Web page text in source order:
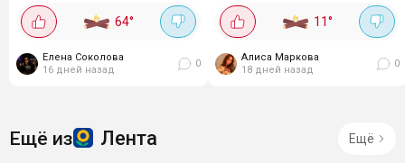
позволяет получить один из
популярных продуктов всего
необходимо...
64°
Елена Соколова
16 дней назад
0
в раздел «Больше» - «Еда»
(Купон можно получить в...
11°
Алиса Маркова
18 дней назад
0
Ещё из Лента Ещё